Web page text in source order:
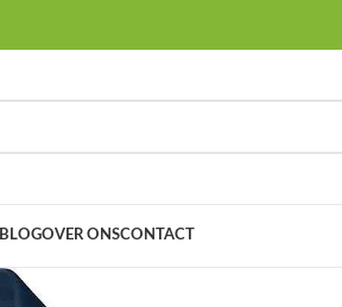
BLOGOVER ONSCONTACT